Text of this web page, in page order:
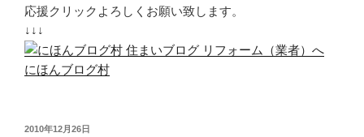
応援クリックよろしくお願い致します。
↓↓↓
にほんブログ村
投
2010年12月26日